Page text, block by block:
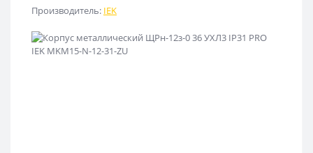
Производитель: IEK